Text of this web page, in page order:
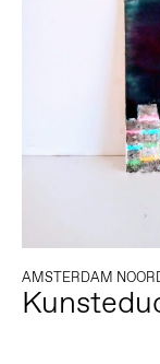
AMSTERDAM